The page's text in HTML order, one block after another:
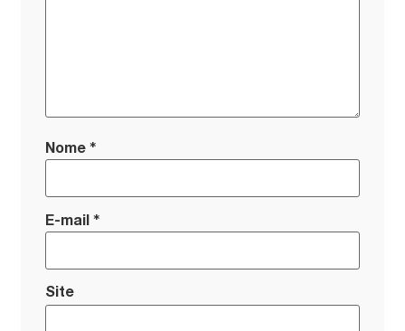
Nome*
E-mail*
Site